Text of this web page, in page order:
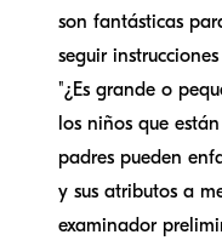
son fantásticas
seguir
"¿Es grande o
los niños que
padres pueden
y sus atributos a
examinador